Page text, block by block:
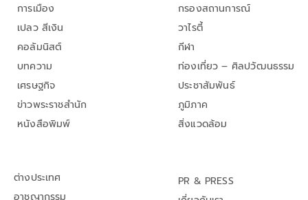
การเมือง
เปลว สีเงิน
คอลัมนิสต์
บทความ
เศรษฐกิจ
ข่าวพระราชสำนัก
หนังสือพิมพ์
กรองสถานการณ์
วาไรตี้
กีฬา
ท่องเที่ยว – ศิลปวัฒนธรรม
ประชาสัมพันธ์
ภูมิภาค
สิ่งแวดล้อม
ต่างประเทศ
อาชญากรรม
PR & PRESS